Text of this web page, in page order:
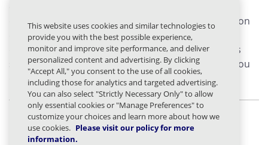
détectée. Et devenez proactif en matière de détection
des menaces et de conformité des données en
déployant des outils révolutionnaires d'analyse des
sentiments qui identifient les poches de négativité ou
de toxicité au sein de l'entreprise.
Share article to:
This website uses cookies and similar technologies to
provide you with the best possible experience,
monitor and improve site performance, and deliver
personalized content and advertising. By clicking
"Accept All," you consent to the use of all cookies,
including those for analytics and targeted advertising.
You can also select "Strictly Necessary Only" to allow
only essential cookies or "Manage Preferences" to
customize your choices and learn more about how we
use cookies. Please visit our policy for more
information.